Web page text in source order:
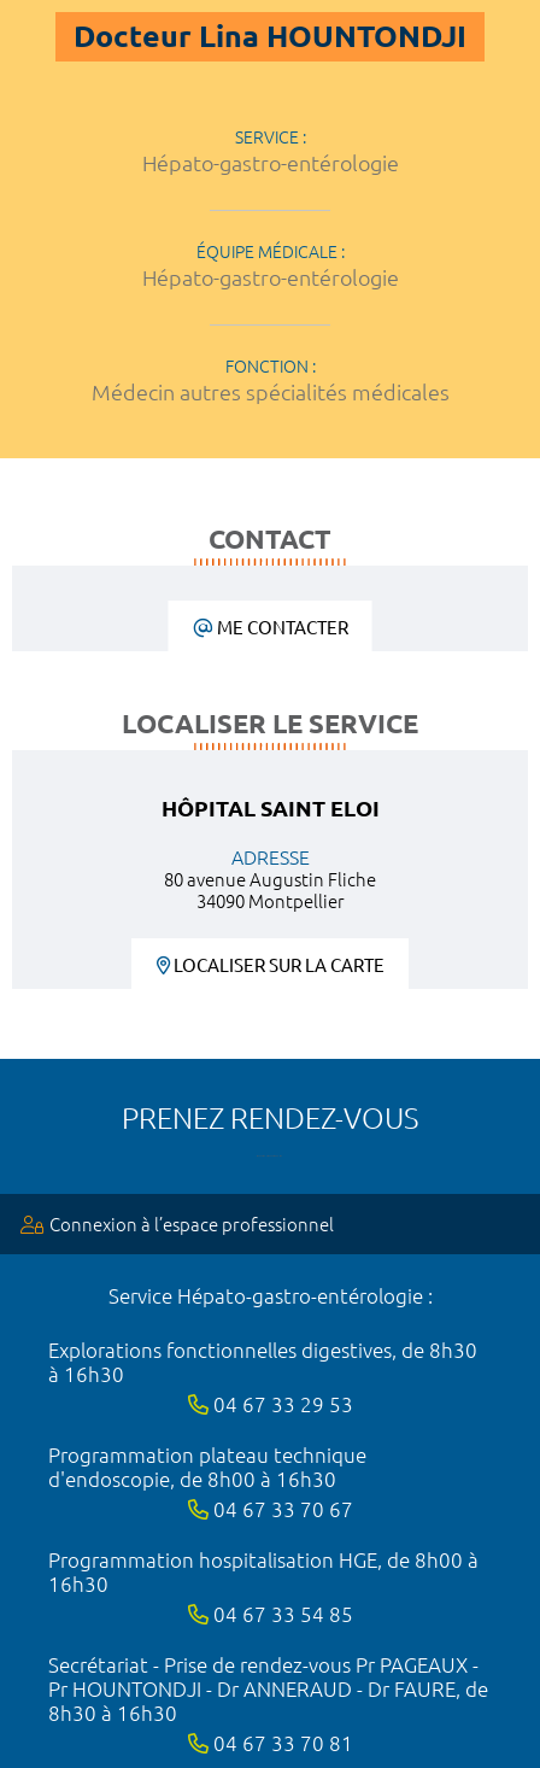
Docteur Lina HOUNTONDJI
SERVICE :
Hépato-gastro-entérologie
ÉQUIPE MÉDICALE :
Hépato-gastro-entérologie
FONCTION :
Médecin autres spécialités médicales
CONTACT
ME CONTACTER
LOCALISER LE SERVICE
HÔPITAL SAINT ELOI
ADRESSE
80 avenue Augustin Fliche
34090 Montpellier
LOCALISER SUR LA CARTE
PRENEZ RENDEZ-VOUS
Connexion à l’espace professionnel
Service Hépato-gastro-entérologie :
Explorations fonctionnelles digestives, de 8h30
à 16h30
04 67 33 29 53
Programmation plateau technique
d'endoscopie, de 8h00 à 16h30
04 67 33 70 67
Programmation hospitalisation HGE, de 8h00 à
16h30
04 67 33 54 85
Secrétariat - Prise de rendez-vous Pr PAGEAUX -
Pr HOUNTONDJI - Dr ANNERAUD - Dr FAURE, de
8h30 à 16h30
04 67 33 70 81